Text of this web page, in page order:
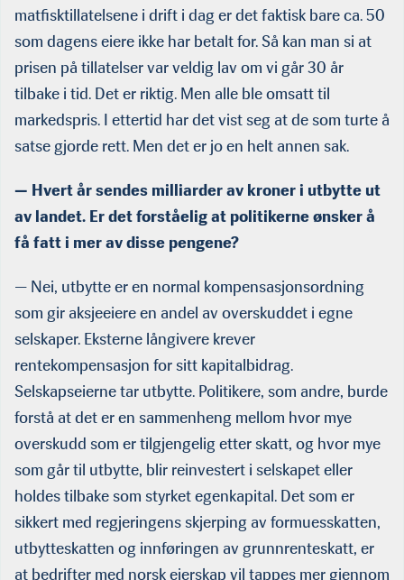
matfisktillatelsene i drift i dag er det faktisk bare ca. 50
som dagens eiere ikke har betalt for. Så kan man si at
prisen på tillatelser var veldig lav om vi går 30 år
tilbake i tid. Det er riktig. Men alle ble omsatt til
markedspris. I ettertid har det vist seg at de som turte å
satse gjorde rett. Men det er jo en helt annen sak.
— Hvert år sendes milliarder av kroner i utbytte ut
av landet. Er det forståelig at politikerne ønsker å
få fatt i mer av disse pengene?
— Nei, utbytte er en normal kompensasjonsordning
som gir aksjeeiere en andel av overskuddet i egne
selskaper. Eksterne långivere krever
rentekompensasjon for sitt kapitalbidrag.
Selskapseierne tar utbytte. Politikere, som andre, burde
forstå at det er en sammenheng mellom hvor mye
overskudd som er tilgjengelig etter skatt, og hvor mye
som går til utbytte, blir reinvestert i selskapet eller
holdes tilbake som styrket egenkapital. Det som er
sikkert med regjeringens skjerping av formuesskatten,
utbytteskatten og innføringen av grunnrenteskatt, er
at bedrifter med norsk eierskap vil tappes mer gjennom